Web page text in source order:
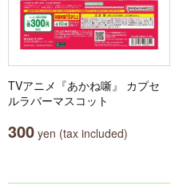
TVアニメ『あかね噺』 カプセ
ルラバーマスコット
300 yen (tax included)